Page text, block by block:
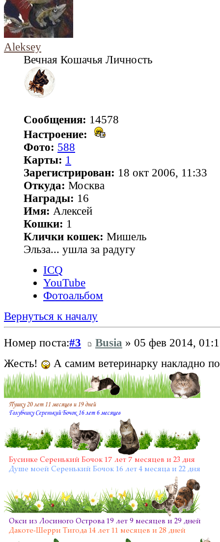
Aleksey
Вечная Кошачья Личность
Сообщения: 14578
Настроение:
Фото: 588
Карты: 1
Зарегистрирован: 18 окт 2006, 11:33
Откуда: Москва
Награды: 16
Имя: Алексей
Кошки: 1
Клички кошек: Мишель
Эльза... ушла за радугу
ICQ
YouTube
Фотоальбом
Вернуться к началу
Номер поста:#3 Busia » 05 фев 2014,
Жесть!
А самим ветеринарку накладно